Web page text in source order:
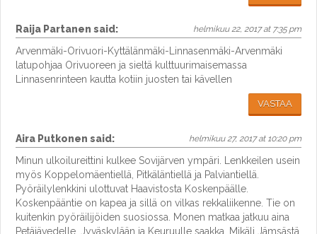
Raija Partanen said: helmikuu 22, 2017 at 7:35 pm
Arvenmäki-Orivuori-Kyttälänmäki-Linnasenmäki-Arvenmäki
latupohjaa Orivuoreen ja sieltä kulttuurimaisemassa
Linnasenrinteen kautta kotiin juosten tai kävellen
VASTAA
Aira Putkonen said: helmikuu 27, 2017 at 10:20 pm
Minun ulkoilureittini kulkee Sovijärven ympäri. Lenkkeilen usein
myös Koppelomäentiellä, Pitkäläntiellä ja Palviantiellä.
Pyöräilylenkkini ulottuvat Haavistosta Koskenpäälle.
Koskenpääntie on kapea ja sillä on vilkas rekkaliikenne. Tie on
kuitenkin pyöräilijöiden suosiossa. Monen matkaa jatkuu aina
Petäjävedelle, Jyväskylään ja Keuruulle saakka. Mikäli Jämsästä